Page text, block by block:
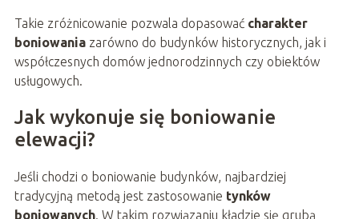
Takie zróżnicowanie pozwala dopasować charakter
boniowaniazarówno do budynków historycznych, jak i
współczesnych domów jednorodzinnych czy obiektów
usługowych.
Jak wykonuje się boniowanie
elewacji?
Jeśli chodzi o boniowanie budynków, najbardziej
tradycyjną metodą jest zastosowanie tynków
boniowanych. W takim rozwiązaniu kładzie się grubą